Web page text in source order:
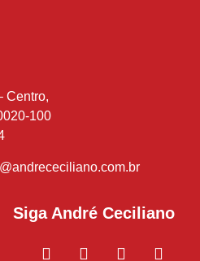
Centro,
100
Siga André Ceciliano